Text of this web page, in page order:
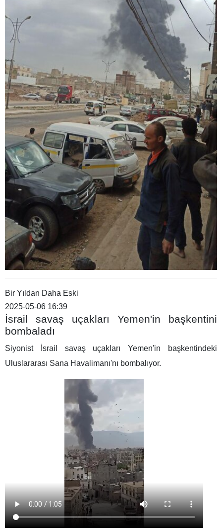
Bir Yıldan Daha Eski
2025-05-06 16:39
İsrail savaş uçakları Yemen'in başkentini
bombaladı
Siyonist İsrail savaş uçakları Yemen'in başkentindeki
Uluslararası Sana Havalimanı'nı bombalıyor.